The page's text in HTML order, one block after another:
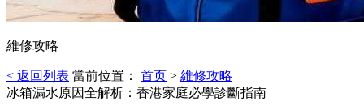
維修攻略
< 返回列表 當前位置： 首页 > 維修攻略
冰箱漏水原因全解析：香港家庭必學診斷指南